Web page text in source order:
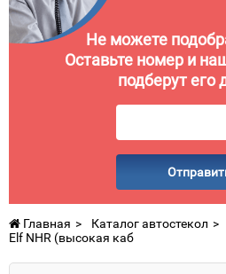
Не можете
Оставьте номер и
подберут его
Главная Каталог автостекол
Elf NHR (высокая каб